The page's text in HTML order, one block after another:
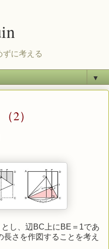
考える
▼
2）
し、辺BC上にBE＝1であ
さを作図することを考え